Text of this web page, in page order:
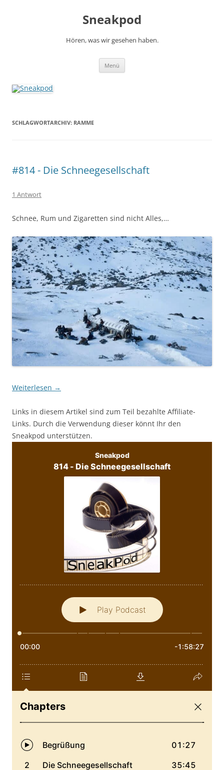
Sneakpod
Hören, was wir gesehen haben.
Menü
SCHLAGWORTARCHIV: RAMME
#814 - Die Schneegesellschaft
1 Antwort
Schnee, Rum und Zigaretten sind nicht Alles,…
Weiterlesen →
Links in diesem Artikel sind zum Teil bezahlte Affiliate-
Links. Durch die Verwendung dieser könnt Ihr den
Sneakpod unterstützen.